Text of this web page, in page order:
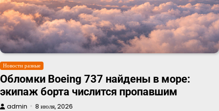
Новости разные
Обломки Boeing 737 найдены в море:
экипаж борта числится пропавшим
admin 8 июля, 2026